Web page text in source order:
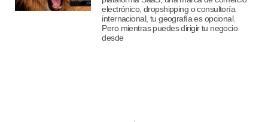
electrónico, dropshipping o consultoría
internacional, tu geografía es opcional.
Pero mientras puedes dirigir tu negocio
desde